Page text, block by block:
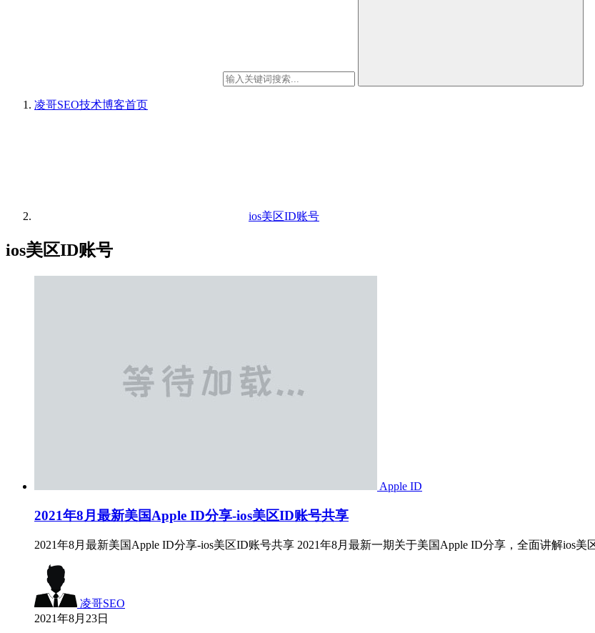
凌哥SEO技术博客首页
ios美区ID账号
ios美区ID账号
Apple ID
2021年8月最新美国Apple ID分享-ios美区ID账号共享
2021年8月最新美国Apple ID分享-ios美区ID账号共享 2021年8月最新一期关于美国Apple ID分享，全面讲解ios
凌哥SEO
2021年8月23日